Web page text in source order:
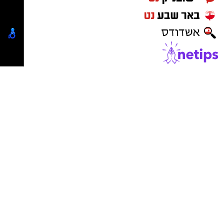
"בליעת סוללת כפתור נחשבת לאחד ממקרי
החירום המסוכנים ביותר ברפואת ילדים", מסביר
ד"ר סליי אשר בניסיונו עשרות אם לא מאות מקרים
של טיפול חירום בהדסה, בהוצאת גופים זרים
שנבלעו על ידי ילדים ותינוקות. "בניגוד לבליעת
אירועים שיבטאו את גאוותנו ואהבתנו לעיר הבירה
הנצחית של מדינת ישראל."
ובהם מפתח משוכפל.
כלל החשודים הובאו לדיון בפני בית משפט בסופש
האחרון בו הוארך מעצרם